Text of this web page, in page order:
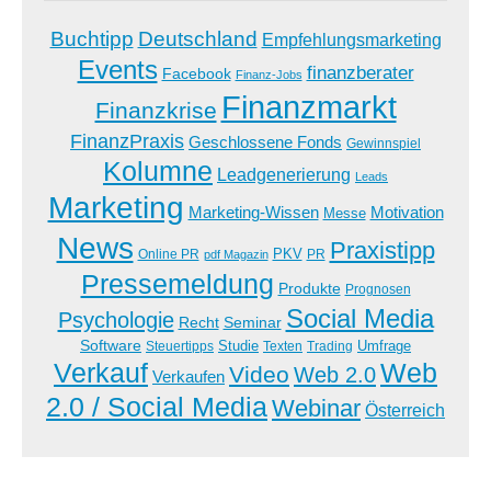
Buchtipp Deutschland Empfehlungsmarketing
Events Facebook Finanz-Jobs finanzberater
Finanzkrise Finanzmarkt
FinanzPraxis Geschlossene Fonds Gewinnspiel
Kolumne Leadgenerierung Leads
Marketing Marketing-Wissen Messe Motivation
News Online PR pdf Magazin PKV PR Praxistipp
Pressemeldung Produkte Prognosen
Psychologie Recht Seminar Social Media
Software Steuertipps Studie Texten Trading Umfrage
Verkauf Verkaufen Video Web 2.0Web
2.0 / Social MediaWebinar Österreich